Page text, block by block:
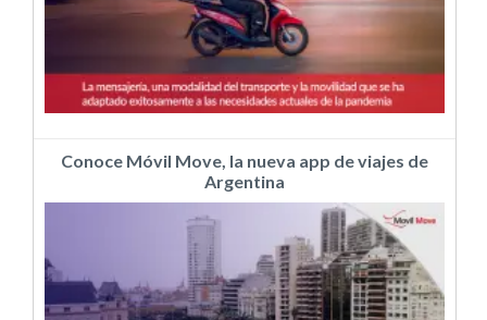
Conoce Móvil Move, la nueva app de viajes de
Argentina